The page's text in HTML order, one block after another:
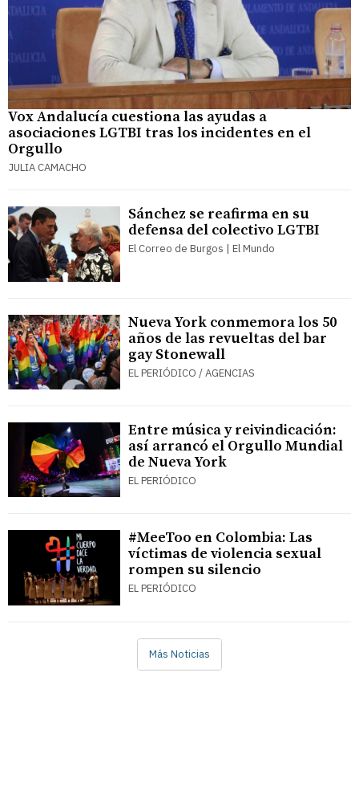
Vox Andalucía cuestiona las ayudas a
asociaciones LGTBI tras los incidentes en el
Orgullo
JULIA CAMACHO
Sánchez se reafirma en su
defensa del colectivo LGTBI
El Correo de Burgos | El Mundo
Nueva York conmemora los 50
años de las revueltas del bar
gay Stonewall
EL PERIÓDICO / AGENCIAS
Entre música y reivindicación:
así arrancó el Orgullo Mundial
de Nueva York
EL PERIÓDICO
#MeeToo en Colombia: Las
víctimas de violencia sexual
rompen su silencio
EL PERIÓDICO
Más Noticias